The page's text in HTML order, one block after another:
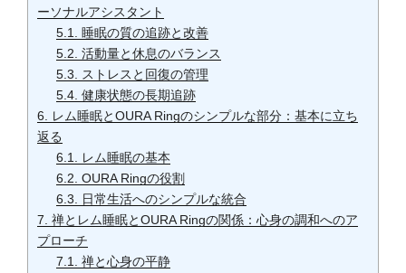
ーソナルアシスタント
5.1.
睡眠の質の追跡と改善
5.2. 活動量と休息のバランス
5.3.
ストレスと回復の管理
5.4. 健康状態の長期追跡
6.
レム睡眠とOURA Ringのシンプルな部分：基本に立ち
返る
6.1.
レム睡眠の基本
6.2. OURA Ringの役割
6.3.
日常生活へのシンプルな統合
7. 禅とレム睡眠とOURA Ringの関係：心身の調和へのア
プローチ
7.1.
禅と心身の平静